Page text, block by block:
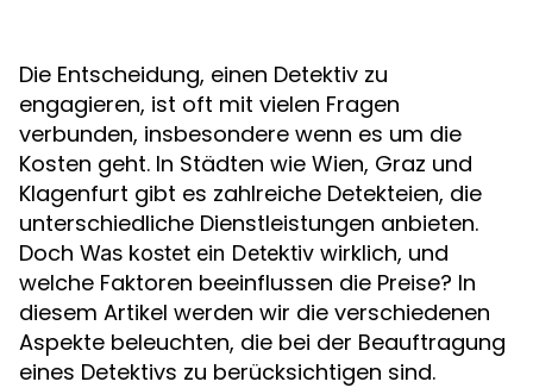
Die Entscheidung, einen Detektiv zu
engagieren, ist oft mit vielen Fragen
verbunden, insbesondere wenn es um die
Kosten geht. In Städten wie Wien, Graz und
Klagenfurt gibt es zahlreiche Detekteien, die
unterschiedliche Dienstleistungen anbieten.
Doch Was kostet ein Detektiv wirklich, und
welche Faktoren beeinflussen die Preise? In
diesem Artikel werden wir die verschiedenen
Aspekte beleuchten, die bei der Beauftragung
eines Detektivs zu berücksichtigen sind.